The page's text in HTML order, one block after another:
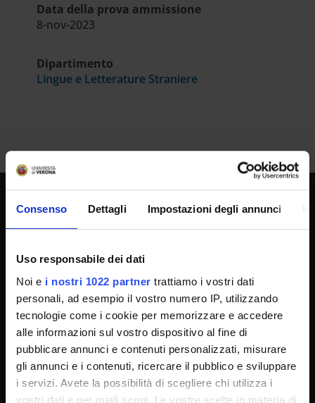
Consenso Dettagli Impostazioni degli annunci
Uso responsabile dei dati
Noi e i nostri 1022 partner trattiamo i vostri dati
personali, ad esempio il vostro numero IP, utilizzando
tecnologie come i cookie per memorizzare e accedere
alle informazioni sul vostro dispositivo al fine di
pubblicare annunci e contenuti personalizzati, misurare
gli annunci e i contenuti, ricercare il pubblico e sviluppare
i servizi. Avete la possibilità di scegliere chi utilizza i
vostri dati e per quali scopi. Le vostre scelte in materia di
Data della prova ammissione
8-nov-2023
Dipartimento
Lingue e Letterature Straniere
SPORTELLO ATENEO
Albo Ufficiale
Concorsi
Gare di appalto
Atti di notifica
Note legali